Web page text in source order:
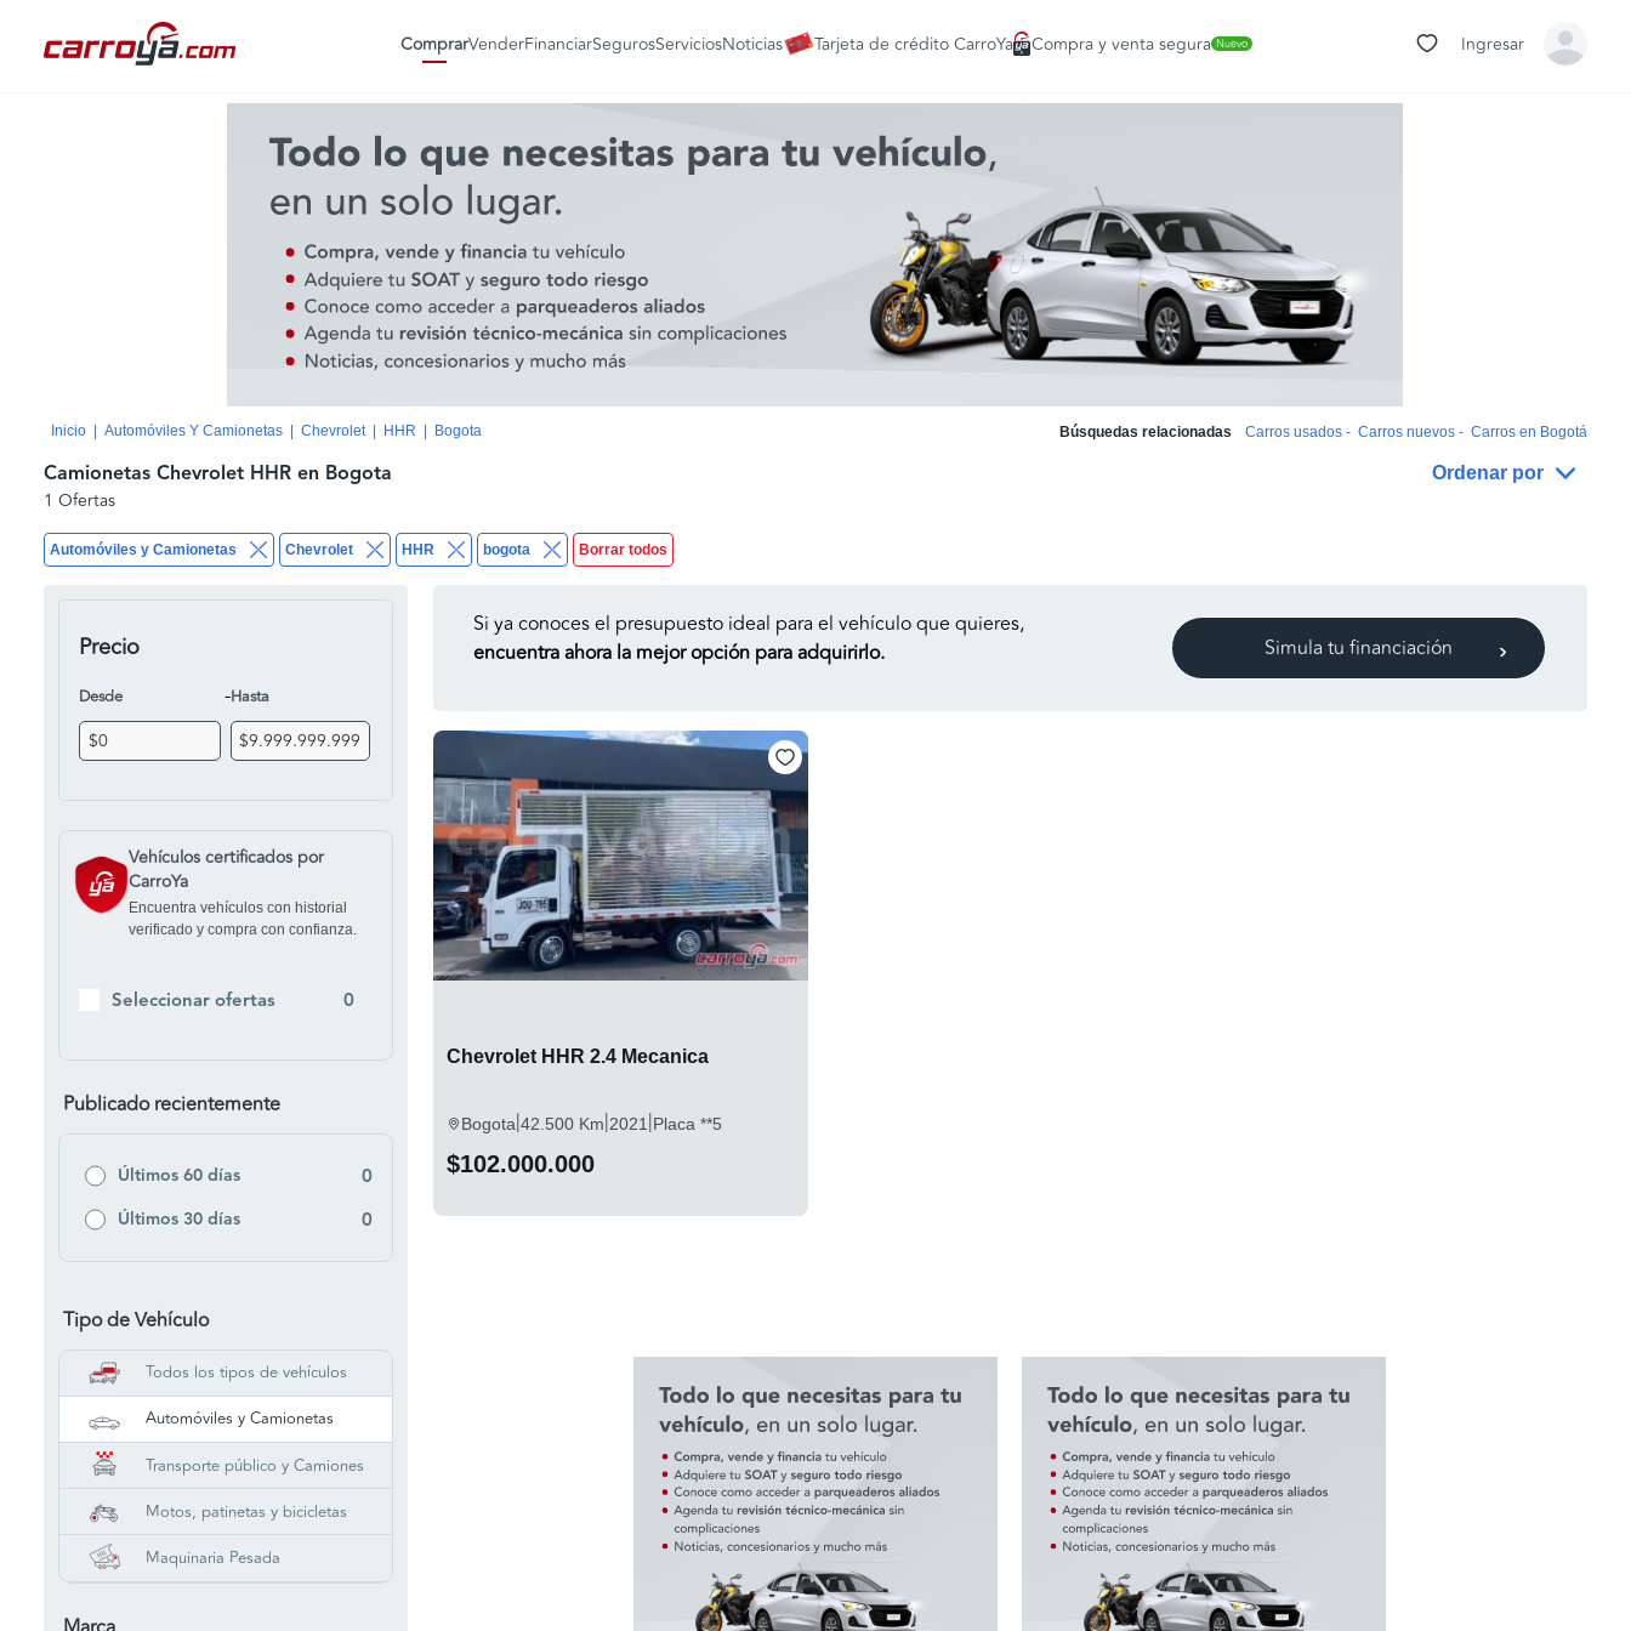
ComprarVenderFinanciarSegurosServiciosNoticias Tarjeta de crédito CarroYa Compra y venta segura Nuevo Ingresar
Inicio Automóviles Y Camionetas Chevrolet HHR Bogota Búsquedas relacionadas Carros usados - Carros nuevos - Carros en Bogotá
Automóviles y Camionetas Chevrolet HHR bogota Borrar todos
Camionetas Chevrolet HHR en Bogota Ordenar por
1 Ofertas
Precio
Desde -Hasta
Vehículos certificados por
CarroYa
Encuentra vehículos con historial
verificado y compra con confianza.
Seleccionar ofertas 0
Publicado recientemente
Últimos 60 días 0
Últimos 30 días 0
Tipo de Vehículo
Todos los tipos de vehículos
Automóviles y Camionetas
Transporte público y Camiones
Motos, patinetas y bicicletas
Maquinaria Pesada
Si ya conoces el presupuesto ideal para el vehículo que quieres,
encuentra ahora la mejor opción para adquirirlo.
Simula tu financiación
Chevrolet HHR 2.4 Mecanica
Bogota|42.500 Km|2021 |Placa **5
$102.000.000